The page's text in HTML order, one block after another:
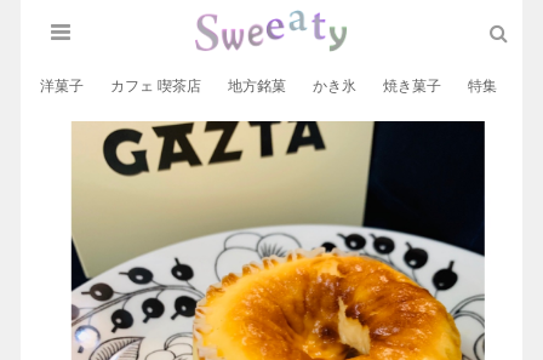
洋菓子 カフェ 喫茶店 地方銘菓 かき氷 焼き菓子 特集